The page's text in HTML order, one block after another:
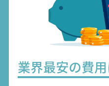
業界最安の費